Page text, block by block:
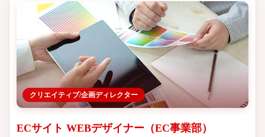
クリエイティブ/企画ディレクター
ECサイト WEBデザイナー（EC事業部）